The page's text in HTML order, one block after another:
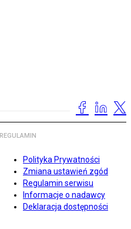
REGULAMIN
Polityka Prywatności
Zmiana ustawień zgód
Regulamin serwisu
Informacje o nadawcy
Deklaracja dostępności